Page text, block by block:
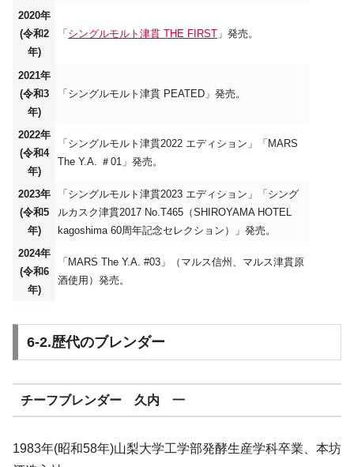
2020年
(令和2
年)
「 シングルモルト津貫 THE FIRST 」発売。
2021年
(令和3
年)
「シングルモルト津貫 PEATED」発売。
2022年
(令和4
年)
「シングルモルト津貫2022 エディション」「MARS
The Y.A. ＃01」発売。
2023年
(令和5
年)
「シングルモルト津貫2023 エディション」「シング
ルカスク津貫2017 No.T465（SHIROYAMA HOTEL
kagoshima 60周年記念セレクション）」発売。
2024年
(令和6
年)
「MARS The Y.A. #03」（マルス信州、マルス津貫原
酒使用）発売。
6-2.歴代のブレンダー
チーフブレンダー 久内 一
1983年(昭和58年)山梨大学工学部発酵生産学科卒業、本坊